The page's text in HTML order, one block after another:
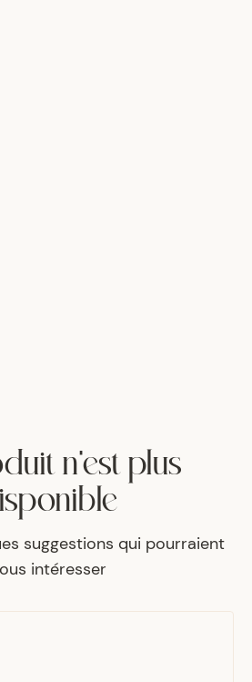
n'est plus
suggestions qui pourraient
intéresser